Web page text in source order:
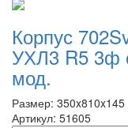
Корпус
УХЛ3 R5 3ф
мод.
Размер: 350x810x145
Артикул: 51605